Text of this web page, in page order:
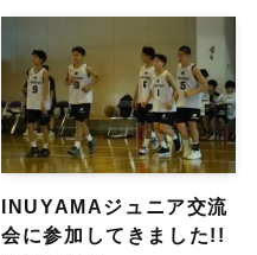
INUYAMAジュニア交流
会に参加してきました!!